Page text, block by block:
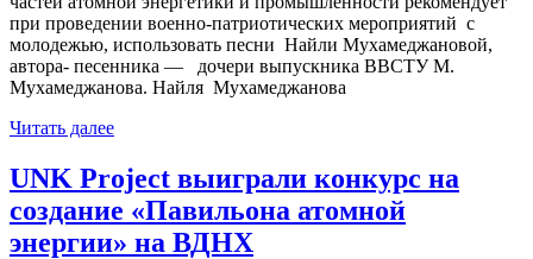
при проведении военно-патриотических мероприятий с
молодежью, использовать песни Найли Мухамеджановой,
автора- песенника — дочери выпускника ВВСТУ М.
Мухамеджанова. Найля Мухамеджанова
Читать далее
UNK Project выиграли конкурс на
создание «Павильона атомной
энергии» на ВДНХ